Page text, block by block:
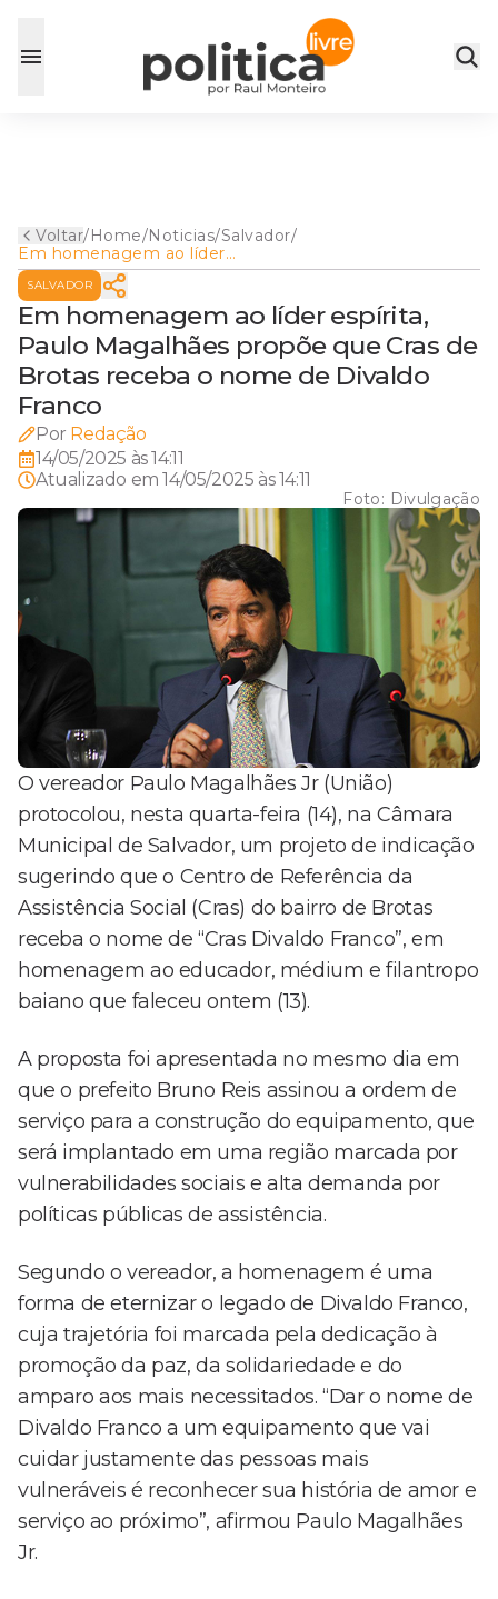
Voltar/Home/Noticias/Salvador/
Em homenagem ao líder
espírita, Paulo Magalhães
propõe que Cras de Brotas
receba o nome de Divaldo
Franco
SALVADOR
Em homenagem ao líder espírita,
Paulo Magalhães propõe que Cras de
Brotas receba o nome de Divaldo
Franco
Por Redação
14/05/2025 às 14:11
Atualizado em14/05/2025 às 14:11
Foto: Divulgação
O vereador Paulo Magalhães Jr (União)
protocolou, nesta quarta-feira (14), na Câmara
Municipal de Salvador, um projeto de indicação
sugerindo que o Centro de Referência da
Assistência Social (Cras) do bairro de Brotas
receba o nome de “Cras Divaldo Franco”, em
homenagem ao educador, médium e filantropo
baiano que faleceu ontem (13).
A proposta foi apresentada no mesmo dia em
que o prefeito Bruno Reis assinou a ordem de
serviço para a construção do equipamento, que
será implantado em uma região marcada por
vulnerabilidades sociais e alta demanda por
políticas públicas de assistência.
Segundo o vereador, a homenagem é uma
forma de eternizar o legado de Divaldo Franco,
cuja trajetória foi marcada pela dedicação à
promoção da paz, da solidariedade e do
amparo aos mais necessitados. “Dar o nome de
Divaldo Franco a um equipamento que vai
cuidar justamente das pessoas mais
vulneráveis é reconhecer sua história de amor e
serviço ao próximo”, afirmou Paulo Magalhães
Jr.